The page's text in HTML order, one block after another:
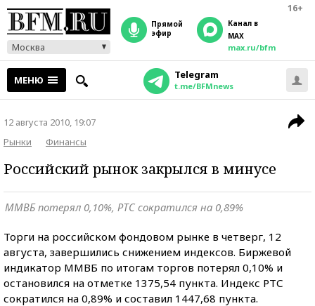
16+
Москва
прямой
эфир
Канал в
MAX
max.ru/bfm
МЕНЮ Telegram
t.me/BFMnews
12 августа 2010, 19:07
Рынки
Финансы
Российский рынок закрылся в минусе
ММВБ потерял 0,10%, РТС сократился на 0,89%
Торги на российском фондовом рынке в четверг, 12
августа, завершились снижением индексов. Биржевой
индикатор ММВБ по итогам торгов потерял 0,10% и
остановился на отметке 1375,54 пункта. Индекс РТС
сократился на 0,89% и составил 1447,68 пункта.